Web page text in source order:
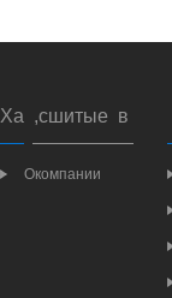
Ха ,сшитые в
Окомпании